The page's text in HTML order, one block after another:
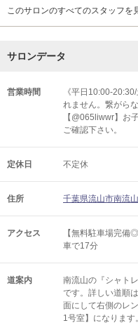
このサロンのすべてのスタッフを
サロンデータ
営業時間
《平日10:00-
れません。繋がら
【@065liwwr】お
ご確認下さい。
定休日 不定休
住所 千葉県流山市南流
アクセス
【無料駐車場完備
車で17分
道案内
南流山の『シャト
です。詳しい道順
面にして右側のレ
1号室】になりま